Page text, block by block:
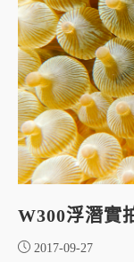
W300浮潛實
2017-09-27